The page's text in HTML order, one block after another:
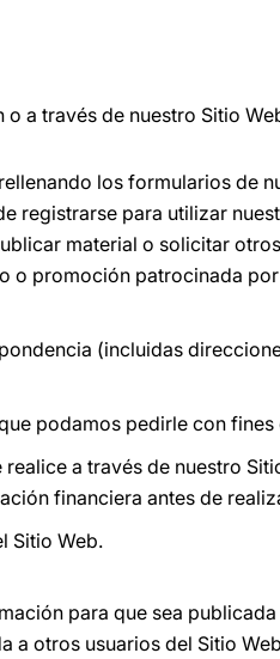
a través de nuestro Sitio
los formularios de
registrarse para utilizar
material o solicitar
o promoción patrocinada
(incluidas
podamos pedirle con
a través de nuestro
financiera antes de
Sitio Web.
para que sea
a otros usuarios del Sitio